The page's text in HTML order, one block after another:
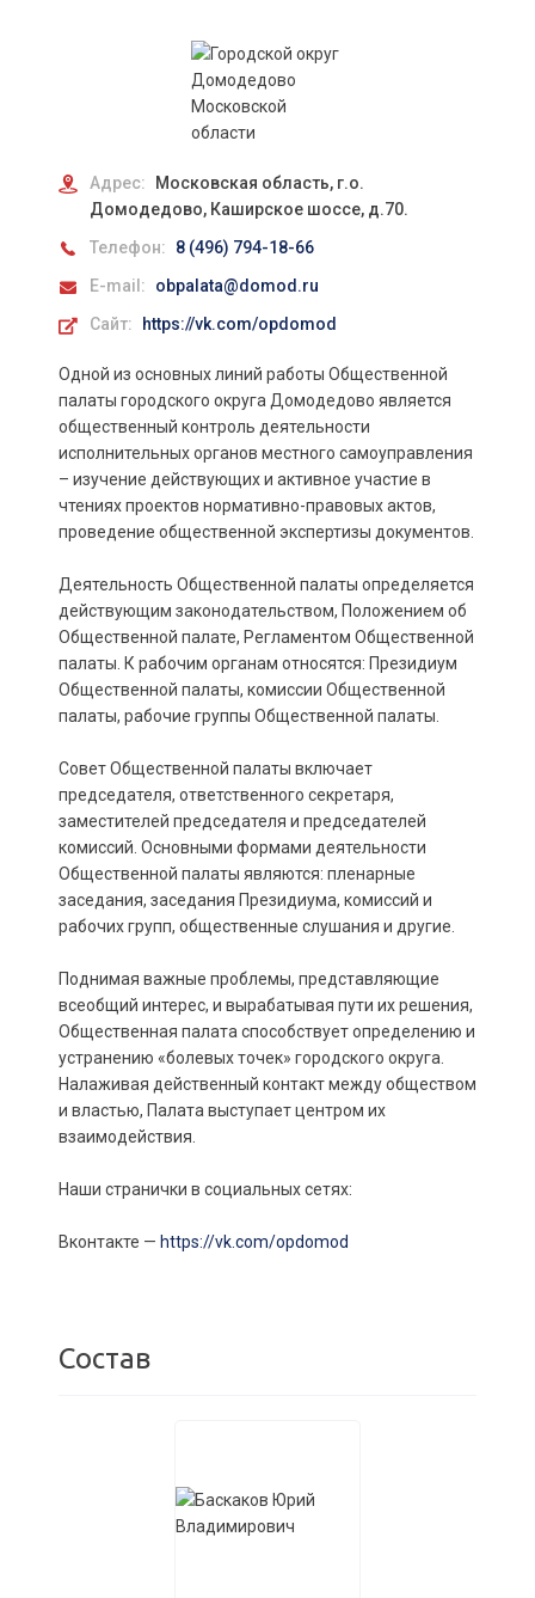
Адрес:
Московская область, г.о.
Домодедово, Каширское шоссе, д.70.
Телефон:
8 (496) 794-18-66
E-mail:
obpalata@domod.ru
Сайт:
https://vk.com/opdomod
Одной из основных линий работы Общественной
палаты городского округа Домодедово является
общественный контроль деятельности
исполнительных органов местного самоуправления
– изучение действующих и активное участие в
чтениях проектов нормативно-правовых актов,
проведение общественной экспертизы документов.
Деятельность Общественной палаты определяется
действующим законодательством, Положением об
Общественной палате, Регламентом Общественной
палаты. К рабочим органам относятся: Президиум
Общественной палаты, комиссии Общественной
палаты, рабочие группы Общественной палаты.
Совет Общественной палаты включает
председателя, ответственного секретаря,
заместителей председателя и председателей
комиссий. Основными формами деятельности
Общественной палаты являются: пленарные
заседания, заседания Президиума, комиссий и
рабочих групп, общественные слушания и другие.
Поднимая важные проблемы, представляющие
всеобщий интерес, и вырабатывая пути их решения,
Общественная палата способствует определению и
устранению «болевых точек» городского округа.
Налаживая действенный контакт между обществом
и властью, Палата выступает центром их
взаимодействия.
Наши странички в социальных сетях:
Вконтакте — https://vk.com/opdomod
Состав